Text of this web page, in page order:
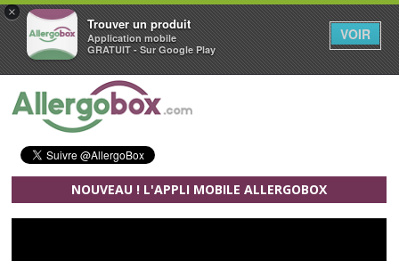
×
Trouver un produit
Application mobile
GRATUIT - Sur Google Play
VOIR
Aller au contenu principal
NOUVEAU ! L'APPLI MOBILE ALLERGOBOX